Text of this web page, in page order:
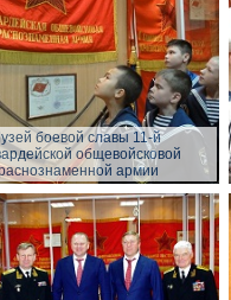
боевой славы 11-й
общевойсковой
армии